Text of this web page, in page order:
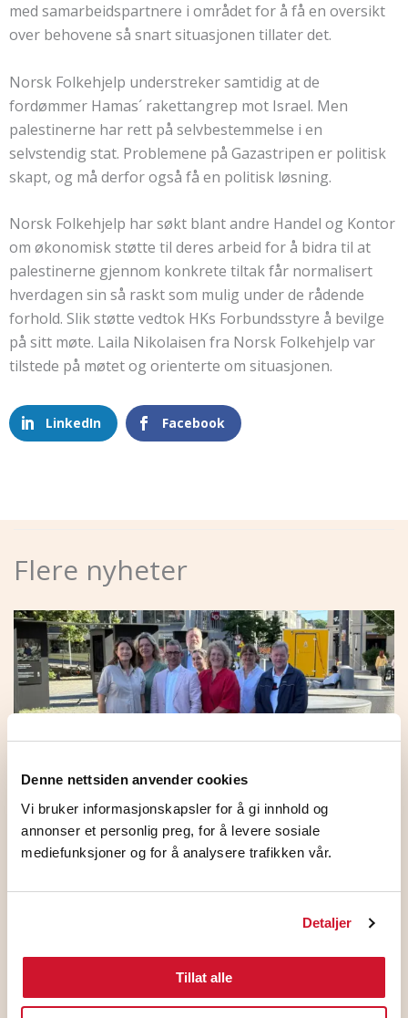
Denne nettsiden anvender cookies
Vi bruker informasjonskapsler for å gi innhold og
annonser et personlig preg, for å levere sosiale
mediefunksjoner og for å analysere trafikken vår.
Detaljer
Tillat alle
med samarbeidspartnere i området for å få en oversikt
over behovene så snart situasjonen tillater det.
Norsk Folkehjelp understreker samtidig at de
fordømmer Hamas´ rakettangrep mot Israel. Men
palestinerne har rett på selvbestemmelse i en
selvstendig stat. Problemene på Gazastripen er politisk
skapt, og må derfor også få en politisk løsning.
Norsk Folkehjelp har søkt blant andre Handel og Kontor
om økonomisk støtte til deres arbeid for å bidra til at
palestinerne gjennom konkrete tiltak får normalisert
hverdagen sin så raskt som mulig under de rådende
forhold. Slik støtte vedtok HKs Forbundsstyre å bevilge
på sitt møte. Laila Nikolaisen fra Norsk Folkehjelp var
tilstede på møtet og orienterte om situasjonen.
LinkedIn Facebook
Flere nyheter
HKs medlemmer på NHO